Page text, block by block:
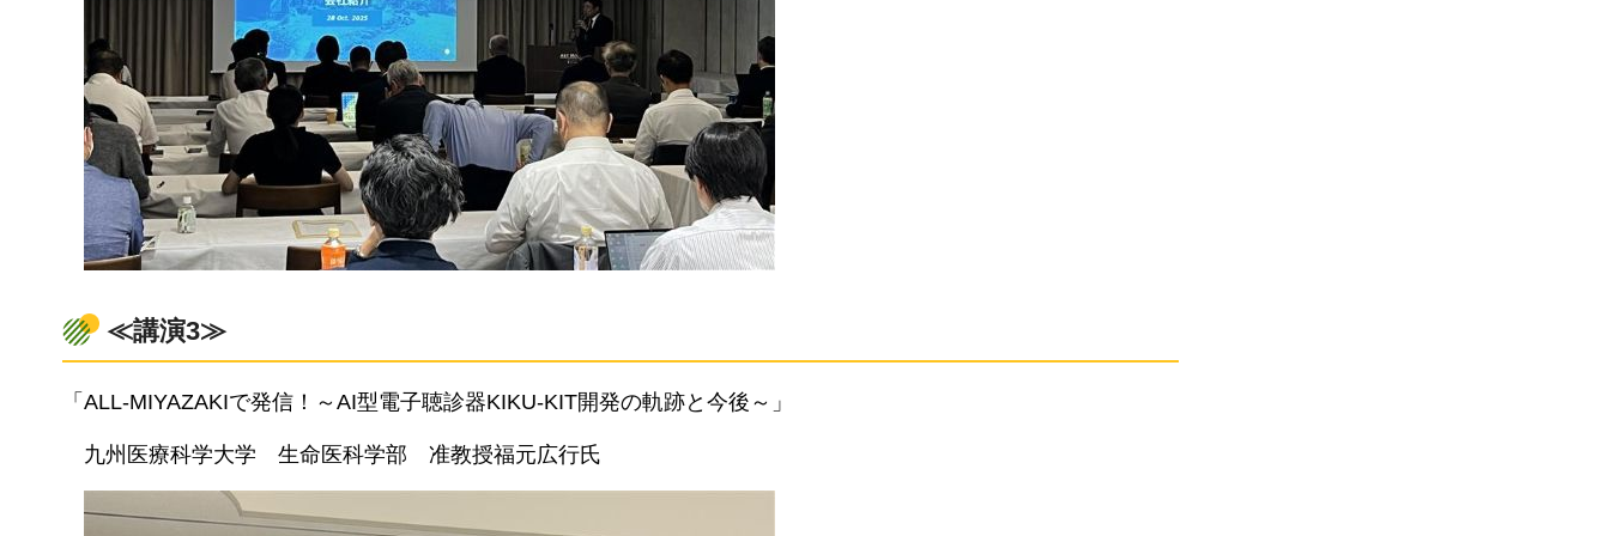
≪講演3≫
「ALL-MIYAZAKIで発信！～AI型電子聴診器KIKU-KIT開発の軌跡と今後～」
九州医療科学大学 生命医科学部 准教授福元広行氏